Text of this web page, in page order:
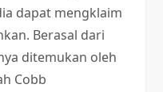
dapat mengklaim
Berasal dari
ditemukan oleh
Cobb